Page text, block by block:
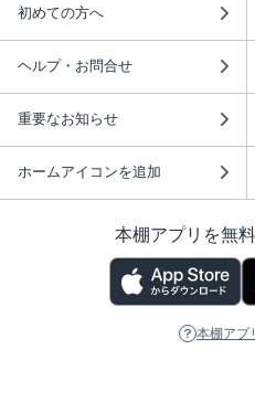
初めての方へ
ヘルプ・お問合せ
重要なお知らせ
ホームアイコンを追加
本棚アプリを無
本棚アプ